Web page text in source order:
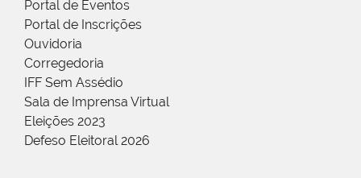
Portal de Eventos
Portal de Inscrições
Ouvidoria
Corregedoria
IFF Sem Assédio
Sala de Imprensa Virtual
Eleições 2023
Defeso Eleitoral 2026